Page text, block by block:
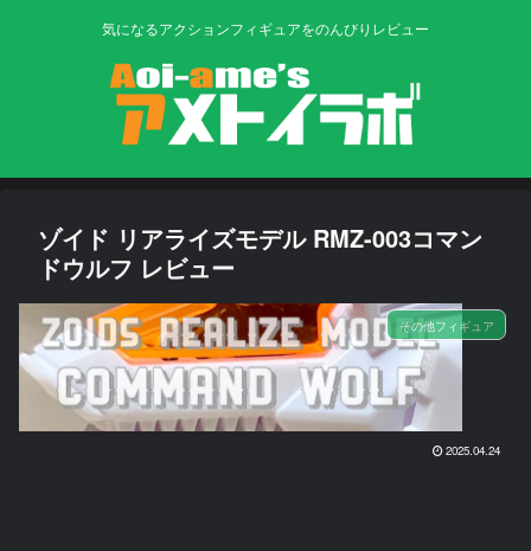
気になるアクションフィギュアをのんびりレビュー
ゾイド リアライズモデル RMZ-003コマン
ドウルフ レビュー
その他フィギュア
2025.04.24